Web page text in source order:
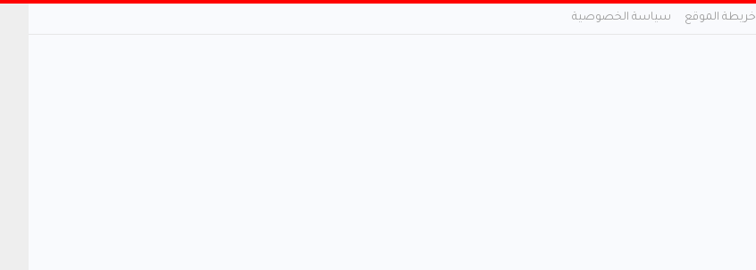
خريطة الموقع سياسة الخصوصية